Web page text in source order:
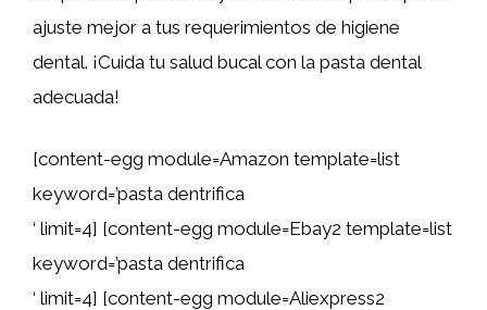
ajuste mejor a tus requerimientos de higiene
dental. ¡Cuida tu salud bucal con la pasta dental
adecuada!
[content-egg module=Amazon template=list
keyword=’pasta dentrifica
‘ limit=4] [content-egg module=Ebay2 template=list
keyword=’pasta dentrifica
‘ limit=4] [content-egg module=Aliexpress2